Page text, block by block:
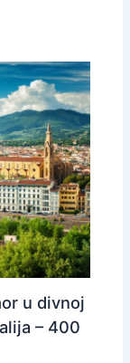
u divnoj
– 400